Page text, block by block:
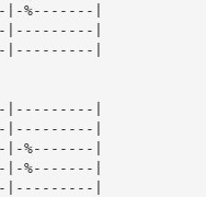
%-------|
|
|
|
|
%-------|
%-------|
|